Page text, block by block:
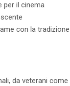
per il cinema
con la tradizione
da veterani come